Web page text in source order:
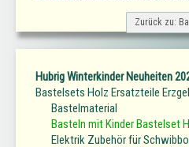
Zurück zu:
Hubrig Winterkinder Neuheiten
Bastelsets Holz Ersatzteile
Bastelmaterial
Basteln mit Kinder Bastelset
Elektrik Zubehör für